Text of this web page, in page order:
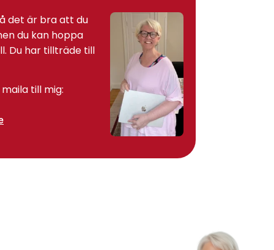
det är bra att du
du kan hoppa
Du har tillträde till
till mig: